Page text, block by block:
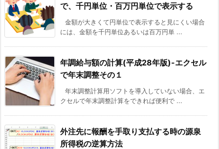
で、千円単位・百万円単位で表示する
金額が大きくて円単位で表示すると見にくい場合
には、金額を千円単位あるいは百万円単 ...
年調給与額の計算(平成28年版)-エクセル
で年末調整その１
年末調整計算用ソフトを導入していない場合、エ
クセルで年末調整計算をできれば便利で ...
外注先に報酬を手取り支払する時の源泉
所得税の逆算方法